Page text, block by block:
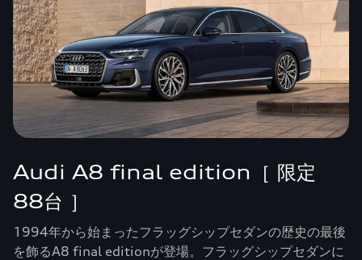
Audi A8 final edition［ 限定
88台 ］
1994年から始まったフラッグシップセダンの歴史の最後
を飾るA8 final editionが登場。フラッグシップセダンに